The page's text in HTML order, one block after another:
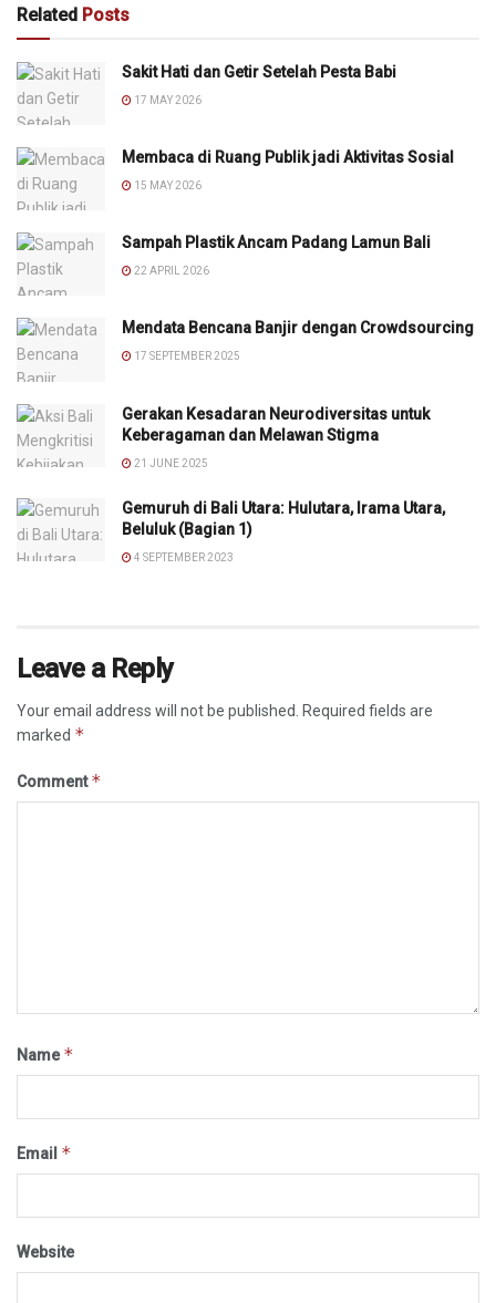
Related Posts
Sakit Hati dan Getir Setelah Pesta Babi
17 MAY 2026
Membaca di Ruang Publik jadi Aktivitas Sosial
15 MAY 2026
Sampah Plastik Ancam Padang Lamun Bali
22 APRIL 2026
Mendata Bencana Banjir dengan Crowdsourcing
17 SEPTEMBER 2025
Gerakan Kesadaran Neurodiversitas untuk
Keberagaman dan Melawan Stigma
21 JUNE 2025
Gemuruh di Bali Utara: Hulutara, Irama Utara,
Beluluk (Bagian 1)
4 SEPTEMBER 2023
Leave a Reply
Your email address will not be published. Required fields are
marked *
Comment*
Name*
Email *
Website